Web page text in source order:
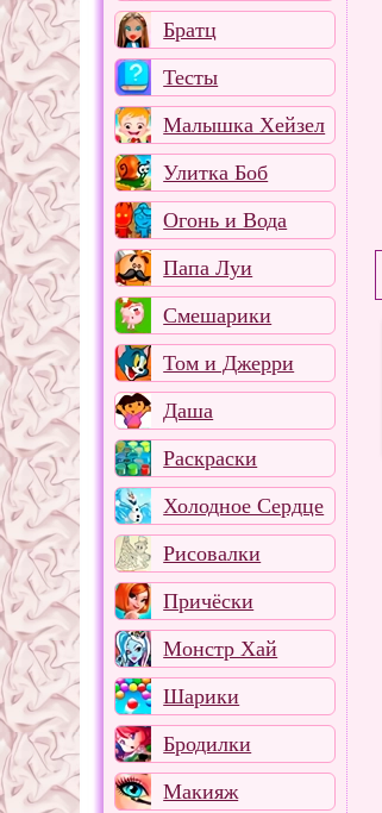
Братц
Тесты
Малышка Хейзел
Улитка Боб
Огонь и Вода
Папа Луи
Смешарики
Том и Джерри
Даша
Раскраски
Холодное Сердце
Рисовалки
Причёски
Монстр Хай
Шарики
Бродилки
Макияж